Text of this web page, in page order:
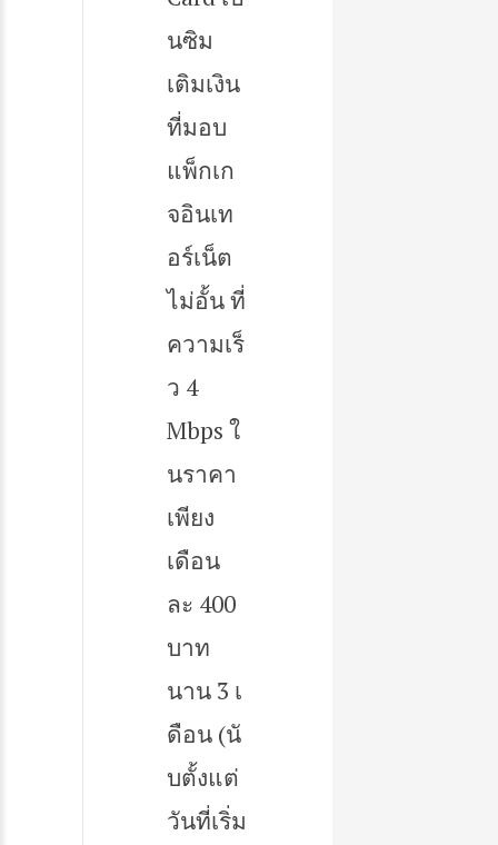
นซิม
เติมเงิน
ที่มอบ
แพ็กเก
จอินเท
อร์เน็ต
ไม่อั้น ที่
ความเร็
ว 4
Mbps ใ
นราคา
เพียง
เดือน
ละ 400
บาท
นาน 3 เ
ดือน (นั
บตั้งแต่
วันที่เริ่ม